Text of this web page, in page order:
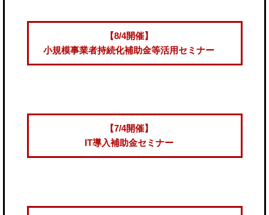
【8/4開催】
小規模事業者持続化補助金等活用セミナー
【7/4開催】
IT導入補助金セミナー